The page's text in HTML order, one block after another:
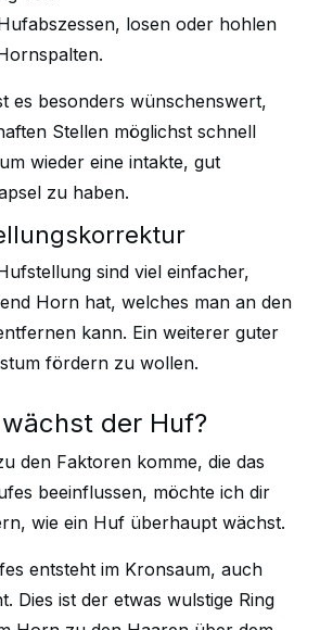
losen oder hohlen
es besonders wünschenswert,
Stellen möglichst schnell
wieder eine intakte, gut
zu haben.
sind viel einfacher,
Horn hat, welches man an den
kann. Ein weiterer guter
fördern zu wollen.
der Huf?
den Faktoren komme, die das
beeinflussen, möchte ich dir
wie ein Huf überhaupt wächst.
entsteht im Kronsaum, auch
Dies ist der etwas wulstige Ring